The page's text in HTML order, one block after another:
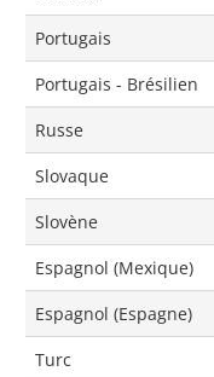
Portugais
Portugais - Brésilien
Russe
Slovaque
Slovène
Espagnol (Mexique)
Espagnol (Espagne)
Turc